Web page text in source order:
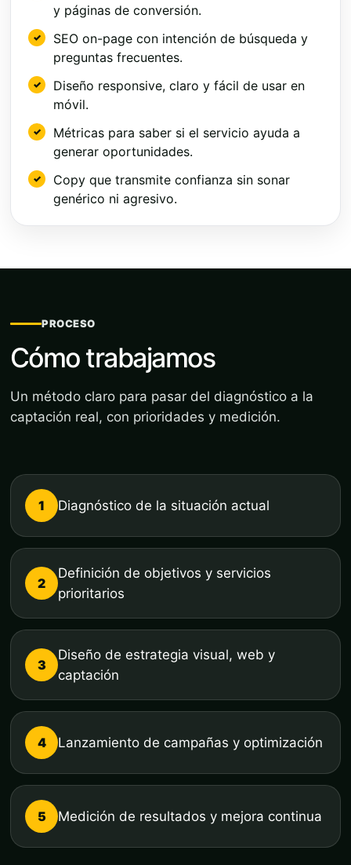
y páginas de conversión.
SEO on-page con intención de búsqueda y
preguntas frecuentes.
Diseño responsive, claro y fácil de usar en
móvil.
Métricas para saber si el servicio ayuda a
generar oportunidades.
Copy que transmite confianza sin sonar
genérico ni agresivo.
PROCESO
Cómo trabajamos
Un método claro para pasar del diagnóstico a la
captación real, con prioridades y medición.
1 Diagnóstico de la situación actual
2
Definición de objetivos y servicios
prioritarios
3
Diseño de estrategia visual, web y
captación
4 Lanzamiento de campañas y optimización
5 Medición de resultados y mejora continua